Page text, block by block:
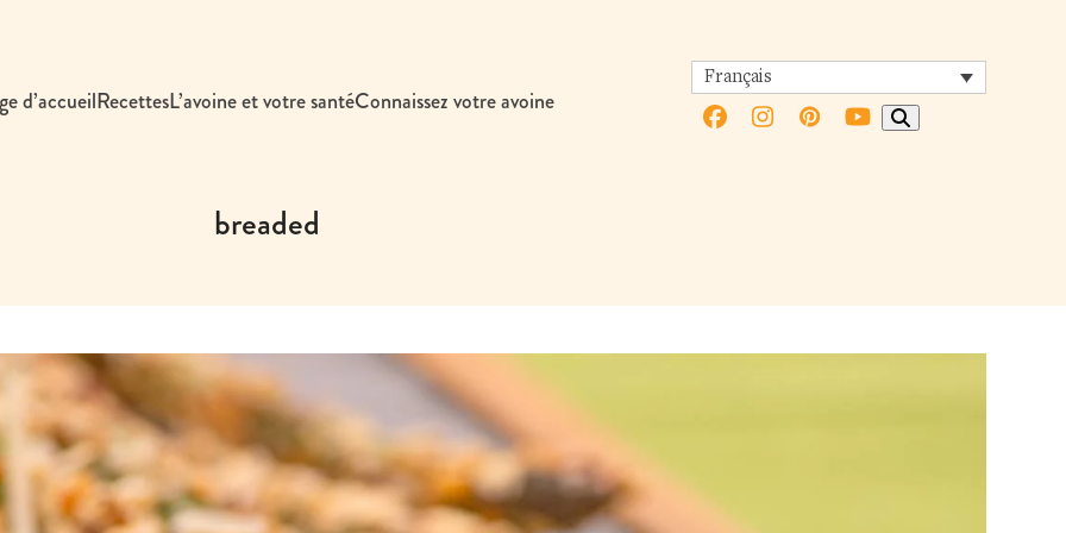
d’accueilRecettesL’avoine et votre santéConnaissez votre avoine
Français
FacebookInstagram
PinterestYouTube
breaded